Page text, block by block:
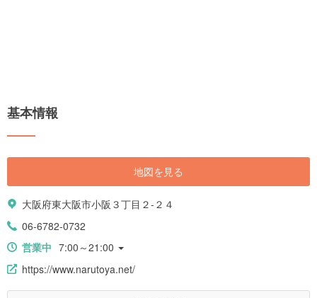
基本情報
地図を見る
大阪府東大阪市小阪３丁目２-２４
06-6782-0732
営業中 7:00～21:00
https://www.narutoya.net/